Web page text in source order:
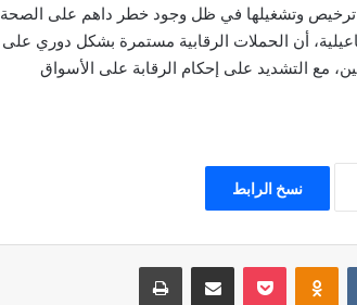
الإداري لـ 13 منشأة لعدم وجود ترخيص وتشغيلها في ظل وجود خطر داهم على الصحة
أن الحملات الرقابية مستمرة بشكل دوري على
مع التشديد على إحكام الرقابة على الأسواق
نسخ الرابط
Odnoklassniki
‫Pocket مشاركة عبر البريد طباعة